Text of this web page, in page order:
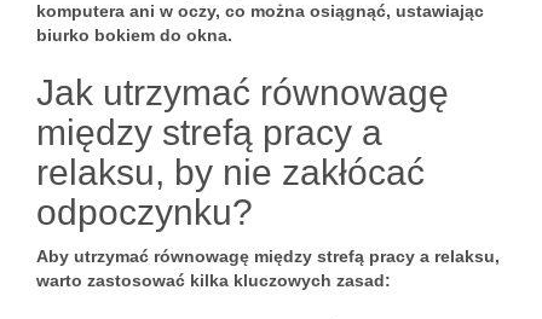
komputera ani w oczy, co można osiągnąć, ustawiając
biurko bokiem do okna.
Jak utrzymać równowagę
między strefą pracy a
relaksu, by nie zakłócać
odpoczynku?
Aby utrzymać równowagę między strefą pracy a relaksu,
warto zastosować kilka kluczowych zasad: